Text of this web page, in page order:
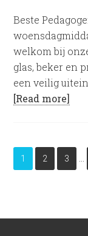
Beste
welkom bij
glas, beker en
een veilig
[Read more]
1 2 3